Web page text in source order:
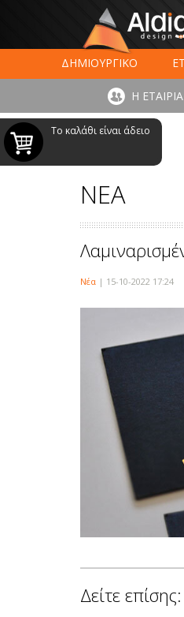
ΔΗΜΙΟΥΡΓΙΚΟ
ΕΚΤΥΠΩΣΗ ΣΥΣΚΕΥΑΣΙΑΣ
Η ΕΤΑΙΡΙΑ
Το καλάθι είναι άδειο
ΝΕΑ
Νέα | 15-10-2022 17:24
Δείτε επίσης: